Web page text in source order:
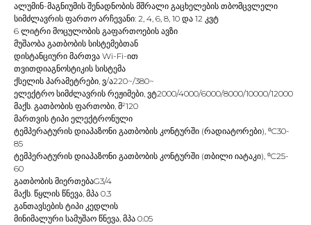
ალუმინ-მაგნიუმის შენადნობის მშრალი გაცხელების თბომცვლელი
სიმძლავრის ფართო არჩევანი: 2, 4, 6, 8, 10 და 12 კვტ
6 ლიტრი მოცულობის გაფართოების ავზი
მუშაობა გათბობის სისტემებთან
დისტანციური მართვა Wi-Fi-ით
თვითდიაგნოსტიკის სისტემა
ქსელის პარამეტრები, ვ/ა220~/380~
ელექტრო სიმძლავრის რეჟიმები, ვტ2000/4000/6000/8000/10000/12000
მაქს. გათბობის ფართობი, მ²120
მართვის ტიპი ელექტრონული
ტემპერატურის დიაპაზონი გათბობის კონტურში (რადიატორები), ⁰C30-
85
ტემპერატურის დიაპაზონი გათბობის კონტურში (თბილი იატაკი), ⁰C25-
60
გათბობის მიერთებაG3/4
მაქს. წყლის წნევა, მპა 0.3
განთავსების ტიპი კედლის
მინიმალური სამუშაო წნევა, მპა 0.05